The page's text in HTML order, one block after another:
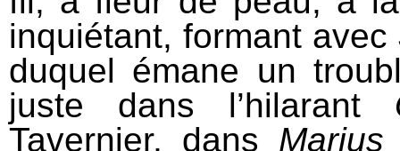
inquiétant, formant
duquel émane un
juste dans l’hilarant
Tavernier, dans Marius